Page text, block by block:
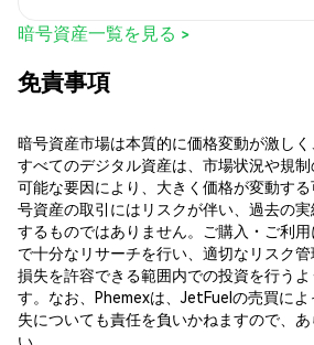
暗号資産一覧を見る >
免責事項
暗号資産市場は本質的に価格変動が激し
すべてのデジタル資産は、市場状況や規
可能な要因により、大きく価格が変動す
号資産の取引にはリスクが伴い、過去の
するものではありません。ご購入・ご利
で十分なリサーチを行い、適切なリスク管
損失を許容できる範囲内での投資を行う
す。なお、Phemexは、JetFuelの売買に
失についても責任を負いかねますので、
い。